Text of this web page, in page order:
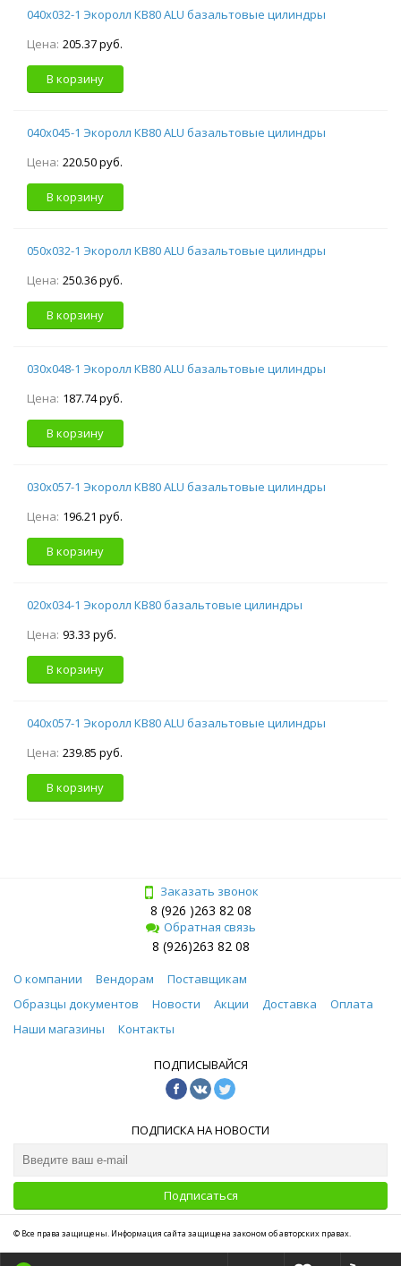
040х032-1 Экоролл КВ80 ALU базальтовые цилиндры
Цена: 205.37 руб.
В корзину
040х045-1 Экоролл КВ80 ALU базальтовые цилиндры
Цена: 220.50 руб.
В корзину
050х032-1 Экоролл КВ80 ALU базальтовые цилиндры
Цена: 250.36 руб.
В корзину
030х048-1 Экоролл КВ80 ALU базальтовые цилиндры
Цена: 187.74 руб.
В корзину
030х057-1 Экоролл КВ80 ALU базальтовые цилиндры
Цена: 196.21 руб.
В корзину
020х034-1 Экоролл КВ80 базальтовые цилиндры
Цена: 93.33 руб.
В корзину
040х057-1 Экоролл КВ80 ALU базальтовые цилиндры
Цена: 239.85 руб.
В корзину
Заказать звонок
8 (926 )263 82 08
Обратная связь
8 (926)263 82 08
О компании Вендорам
Поставщикам
Образцы документов
Новости Акции Доставка
Оплата
Наши магазины
Контакты
ПОДПИСЫВАЙСЯ
ПОДПИСКА НА НОВОСТИ
Подписаться
© Все права защищены. Информация сайта защищена законом об авторских правах.